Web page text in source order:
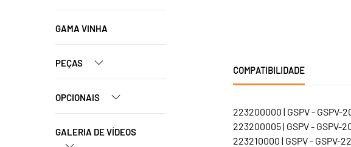
GAMA VINHA
PEÇAS
OPCIONAIS
GALERIA DE VÍDEOS
COMPATIBILIDADE
223200000 | GSPV - GSPV-
223200005 | GSPV - GSPV-
223210000 | GSPV - GSPV-